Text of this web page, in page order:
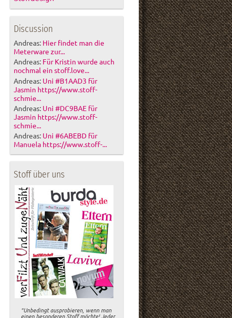
Discussion
Andreas: Hier findet man die
Meterware zur...
Andreas: Für Kristin wurde auch
nochmal ein stoff.love...
Andreas: Uni #B1AAD3 für
Jasmin https://www.stoff-
schmie...
Andreas: Uni #DC9BAE für
Jasmin https://www.stoff-
schmie...
Andreas: Uni #6ABEBD für
Manuela https://www.stoff-...
Stoff über uns
"Unbedingt ausprobieren, wenn man
einen besonderen Stoff möchte! Jeder